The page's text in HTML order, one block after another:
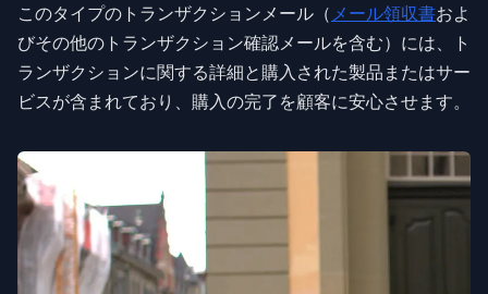
このタイプのトランザクションメール（ メール領収書およ
びその他のトランザクション確認メールを含む）には、ト
ランザクションに関する詳細と購入された製品またはサー
ビスが含まれており、購入の完了を顧客に安心させます。